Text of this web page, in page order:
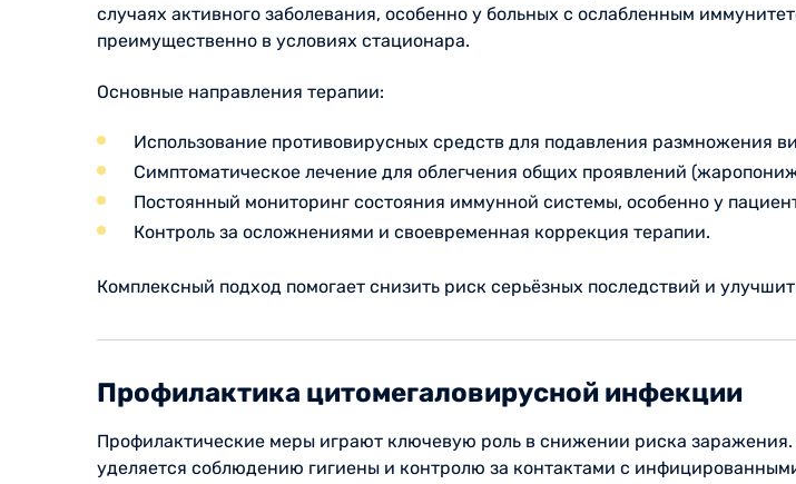
случаях активного заболевания, особенно у больных с ослабленным
преимущественно в условиях стационара.
Основные направления терапии:
Использование противовирусных средств для подавления размножения
Симптоматическое лечение для облегчения общих проявлений
Постоянный мониторинг состояния иммунной системы, особенно у
Контроль за осложнениями и своевременная коррекция терапии.
Комплексный подход помогает снизить риск серьёзных последствий и
Профилактика цитомегаловирусной инфекции
Профилактические меры играют ключевую роль в снижении риска
уделяется соблюдению гигиены и контролю за контактами с